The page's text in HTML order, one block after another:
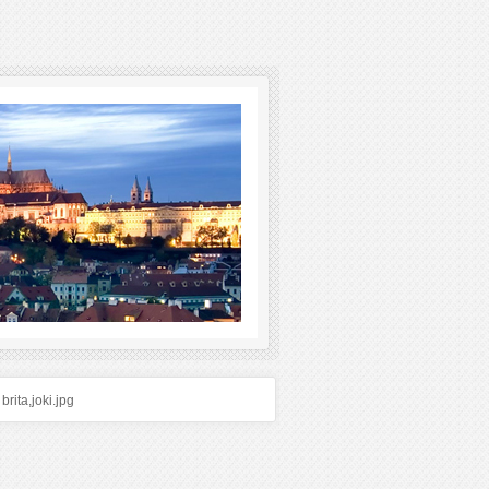
brita,joki.jpg